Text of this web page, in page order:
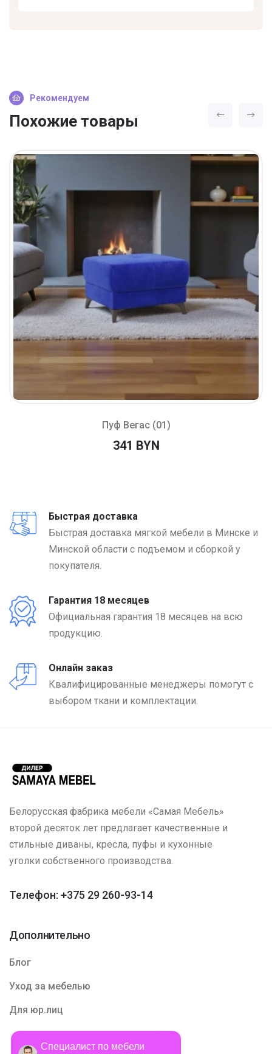
Специалист по мебели
Рекомендуем
Похожие товары
Пуф Вегас (01)
341 BYN
Быстрая доставка
Быстрая доставка мягкой мебели в Минске и
Минской области с подъемом и сборкой у
покупателя.
Гарантия 18 месяцев
Официальная гарантия 18 месяцев на всю
продукцию.
Онлайн заказ
Квалифицированные менеджеры помогут с
выбором ткани и комплектации.
Белорусская фабрика мебели «Самая Мебель»
второй десяток лет предлагает качественные и
стильные диваны, кресла, пуфы и кухонные
уголки собственного производства.
Телефон: +375 29 260-93-14
Дополнительно
Блог
Уход за мебелью
Для юр.лиц